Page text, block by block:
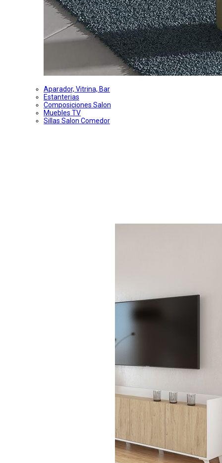
Aparador, Vitrina, Bar
Estanterias
Composiciones Salon
Muebles TV
Sillas Salon Comedor